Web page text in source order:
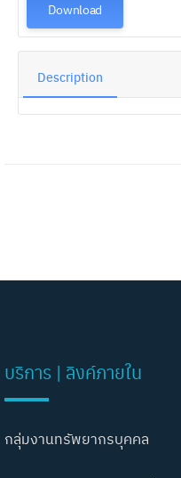
Download
Description
บริการ | ลิงค์ภายใน
กลุ่มงานทรัพยากรบุคคล